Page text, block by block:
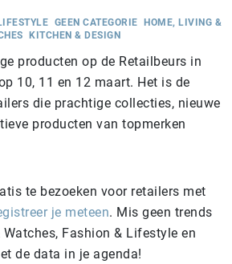
GEEN CATEGORIE
HOME, LIVING &
KITCHEN & DESIGN
producten op de Retailbeurs in
10, 11 en 12 maart. Het is de
die prachtige collecties, nieuwe
producten van topmerken
te bezoeken voor retailers met
je meteen. Mis geen trends
Fashion & Lifestyle en
de data in je agenda!